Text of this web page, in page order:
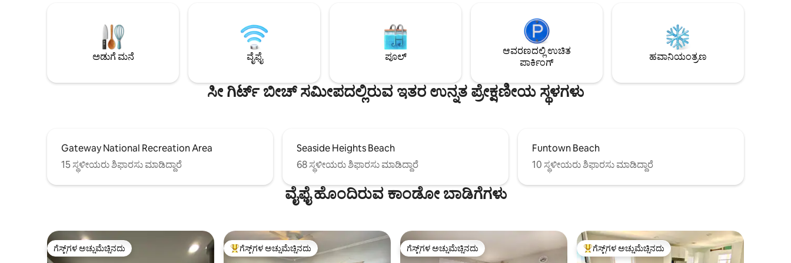
ಸ್ಥಳವನ್ನು ಪೂರ್ಣಗೊಳಿಸುತ್ತದೆ. ಇದು ಹಂಚಿಕೊಂಡ
ಹಿತ್ತಲಿನೊಂದಿಗೆ ಬಹು-ಕುಟುಂಬದ ಮನೆಯಲ್ಲಿ ಸ್ತಬ್ಧ (!)
ಸ್ಟುಡಿಯೋ ಅಪಾರ್ಟ್‌ಮೆಂಟ್ ಆಗಿದೆ. ಲಭ್ಯತೆಯ
ಆಧಾರದ ಮೇಲೆ $10/ಗಂಟೆಗೆ ಆರಂಭಿಕ ಚೆಕ್-
ಹೊಂದಿರುವ ಈ ಮರುವಿನ್ಯಾಸಗೊಳಿಸಲಾದ
ಕಟ್ಟಡವನ್ನು 2003 ರಲ್ಲಿ ಕಡಲತೀರದಿಂದ ಕೇವಲ 4
ಬ್ಲಾಕ್‌ಗಳಲ್ಲಿ ಸಂಪೂರ್ಣವಾಗಿ ಪುನರ್ನಿರ್ಮಿಸಲಾಯಿತು.
ಇದು ಎಲ್ಲದಕ್ಕೂ ನಡೆಯುವ ದೂರವಾಗಿದೆ.
ಮುಚ್ಚಿದ ಮುಂಭಾಗದ ಮುಖಮಂಟಪವನ್ನು ಮನೆ
ನೀಡುತ್ತದೆ. ಸಾಕಷ್ಟು ಹೊರಾಂಗಣ ಆಸನ ಹೊಂದಿರುವ
ದೊಡ್ಡ ಹಿಂಭಾಗದ ಡೆಕ್. ಗ್ಯಾಸ್ ಗ್ರಿಲ್, ಫೈರ್ ಪಿಟ್ ಮತ್ತು
ಲೌಂಜ್ ಕುರ್ಚಿಗಳನ್ನು ಹೊಂದಿರುವ ಹಿತ್ತಲು. ದೊಡ್ಡ
ಪಾರ್ಕಿಂಗ್ ಪ್ರದೇಶ (ಗರಿಷ್ಠ ಆರು ಕಾರುಗಳು).
ಬೆಚ್ಚಗಿನ ಬೇಸಿಗೆಯ ಸೂರ್ಯನ ಅಡಿಯಲ್ಲಿ. ನಮ್ಮ
ಹೊರಾಂಗಣ ಶವರ್ ಒಂದು ದಿನದ ನಂತರ ತಣ್ಣಗಾಗಲು
ಪಾರ್ಕಿಂಗ್, ಪೂರ್ಣ ಅಡುಗೆ ಅಡುಗೆಮನೆ ಮತ್ತು ಮೂಲ
ಅಡುಗೆ ಮನೆ ವೈಫೈ ಪೂಲ್
ಆವರಣದಲ್ಲಿ ಉಚಿತ
ಪಾರ್ಕಿಂಗ್
ಹವಾನಿಯಂತ್ರಣ
ಸೀ ಗಿರ್ಟ್ ಬೀಚ್ ಸಮೀಪದಲ್ಲಿರುವ ಇತರ ಉನ್ನತ ಪ್ರೇಕ್ಷಣೀಯ ಸ್ಥಳಗಳು
Gateway National Recreation Area
15 ಸ್ಥಳೀಯರು ಶಿಫಾರಸು ಮಾಡಿದ್ದಾರೆ
Seaside Heights Beach
68 ಸ್ಥಳೀಯರು ಶಿಫಾರಸು ಮಾಡಿದ್ದಾರೆ
Funtown Beach
10 ಸ್ಥಳೀಯರು ಶಿಫಾರಸು ಮಾಡಿದ್ದಾರೆ
ವೈಫೈ ಹೊಂದಿರುವ ಕಾಂಡೋ ಬಾಡಿಗೆಗಳು
ಗೆಸ್ಟ್‌ಗಳ ಅಚ್ಚುಮೆಚ್ಚಿನದು
ಗೆಸ್ಟ್‌ಗಳ ಅಚ್ಚುಮೆಚ್ಚಿನದು ಗೆಸ್ಟ್‌ಗಳಿಗೆ ಅತಿ ಹೆಚ್ಚು ಅಚ್ಚುಮೆಚ್ಚಿನದು
ಗೆಸ್ಟ್‌ಗಳ ಅಚ್ಚುಮೆಚ್ಚಿನದು ಗೆಸ್ಟ್‌ಗಳ ಅಚ್ಚುಮೆಚ್ಚಿನದು
ಗೆಸ್ಟ್‌ಗಳ ಅಚ್ಚುಮೆಚ್ಚಿನದು ಗೆಸ್ಟ್‌ಗಳಿಗೆ ಅತಿ ಹೆಚ್ಚು ಅಚ್ಚುಮೆಚ್ಚಿನದು
ಗೆಸ್ಟ್‌ಗಳ ಅಚ್ಚುಮೆಚ್ಚಿನದು